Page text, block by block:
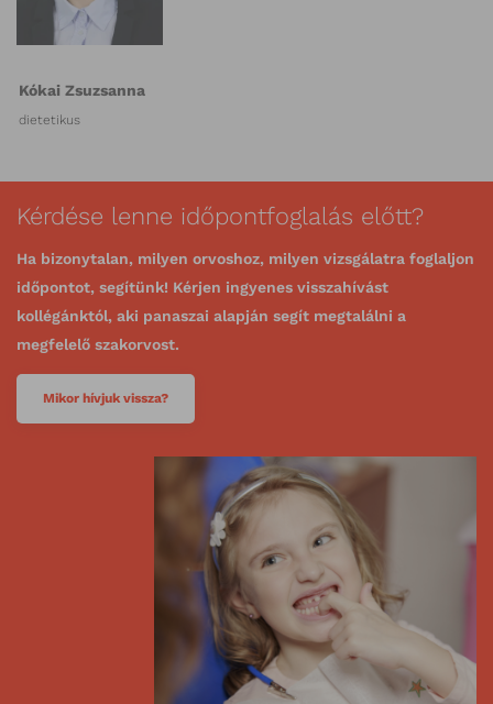
Kókai Zsuzsanna
dietetikus
Kérdése lenne időpontfoglalás előtt?
Ha bizonytalan, milyen orvoshoz, milyen vizsgálatra foglaljon
időpontot, segítünk! Kérjen ingyenes visszahívást
kollégánktól, aki panaszai alapján segít megtalálni a
megfelelő szakorvost.
Mikor hívjuk vissza?